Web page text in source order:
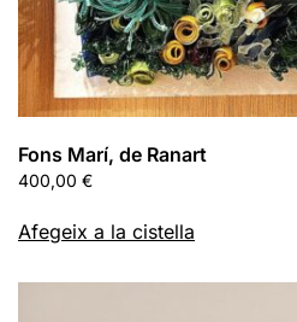
Fons Marí, de Ranart
400,00 €
Afegeix a la cistella